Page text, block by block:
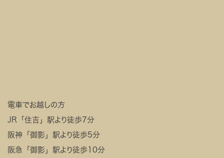
電車でお越しの方
JR「住吉」駅より徒歩7分
阪神「御影」駅より徒歩5分
阪急「御影」駅より徒歩10分